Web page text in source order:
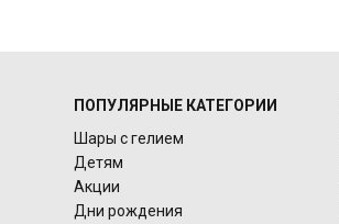
ПОПУЛЯРНЫЕ КАТЕГОРИИ
Шары с гелием
Детям
Акции
Дни рождения